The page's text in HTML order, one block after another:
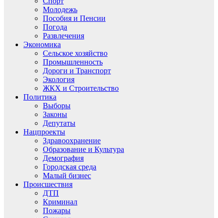
Молодежь
Пособия и Пенсии
Погода
Развлечения
Экономика
Сельское хозяйство
Промышленность
Дороги и Транспорт
Экология
ЖКХ и Строительство
Политика
Выборы
Законы
Депутаты
Нацпроекты
Здравоохранение
Образование и Культура
Демография
Городская среда
Малый бизнес
Происшествия
ДТП
Криминал
Пожары